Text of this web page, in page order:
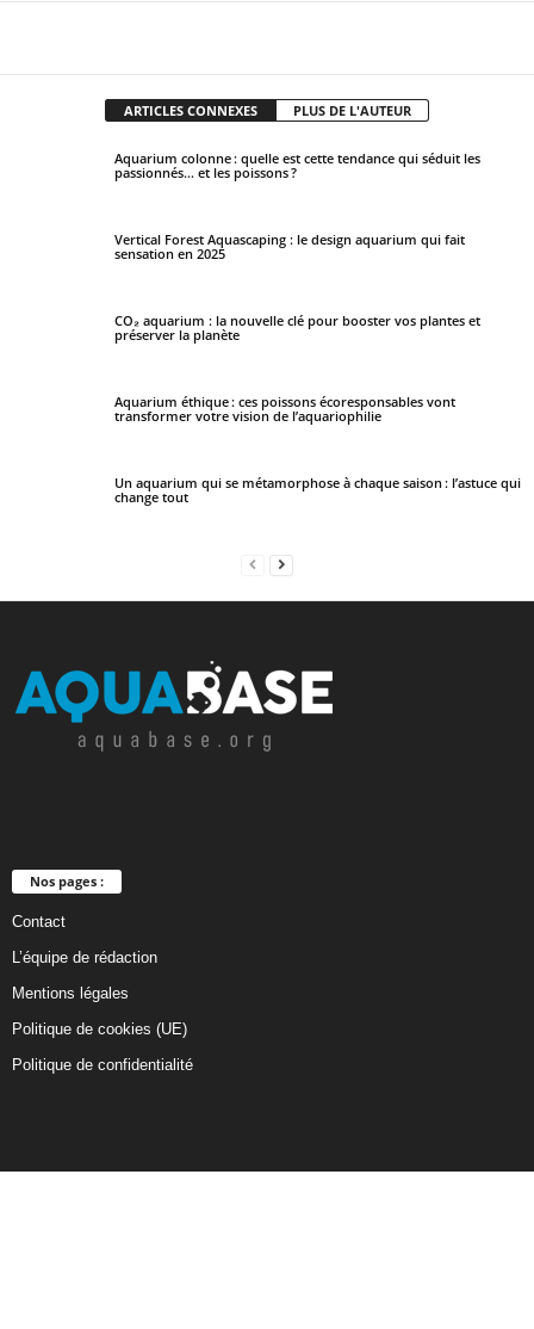
ARTICLES CONNEXES PLUS DE L'AUTEUR
Aquarium colonne : quelle est cette tendance qui séduit les
passionnés… et les poissons ?
Vertical Forest Aquascaping : le design aquarium qui fait
sensation en 2025
CO₂ aquarium : la nouvelle clé pour booster vos plantes et
préserver la planète
Aquarium éthique : ces poissons écoresponsables vont
transformer votre vision de l’aquariophilie
Un aquarium qui se métamorphose à chaque saison : l’astuce qui
change tout
Nos pages :
Contact
L’équipe de rédaction
Mentions légales
Politique de cookies (UE)
Politique de confidentialité